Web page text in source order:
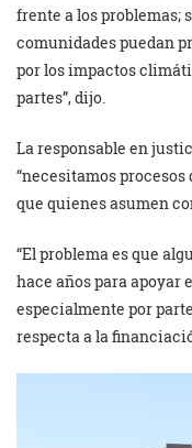
frente a los problemas;
comunidades puedan
por los impactos
partes”, dijo.
La responsable en
“necesitamos
que quienes asumen
“El problema es que
hace años para apoyar
especialmente por
respecta a la